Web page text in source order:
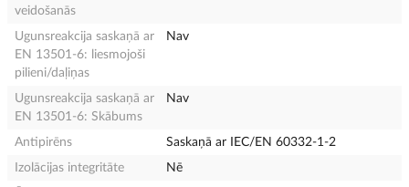
veidošanās
Ugunsreakcija saskaņā ar
EN 13501-6: liesmojoši
pilieni/daļiņas
Nav
Ugunsreakcija saskaņā ar
EN 13501-6: Skābums
Nav
Antipirēns
Saskaņā ar IEC/EN 60332-1-2
Izolācijas integritāte
Nē